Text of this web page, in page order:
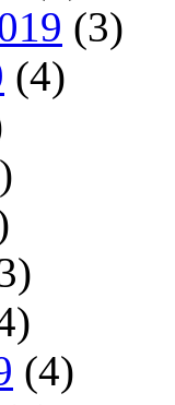
(3)
(4)
(4)